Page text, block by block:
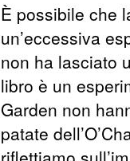
È possibile che
un’eccessiva
non ha lasciato
libro è un
Garden non
patate